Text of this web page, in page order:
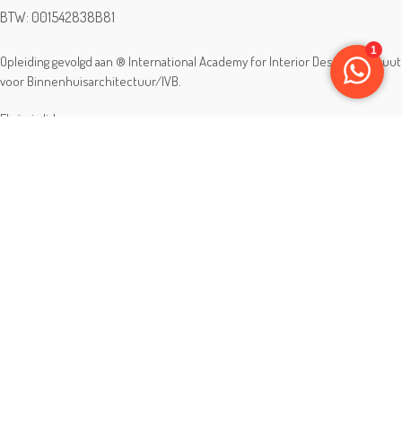
BTW: 001542838B81
Opleiding gevolgd aan ® International Academy for Interior Design/Instituut
voor Binnenhuisarchitectuur/IVB.
Eleän is lid van: